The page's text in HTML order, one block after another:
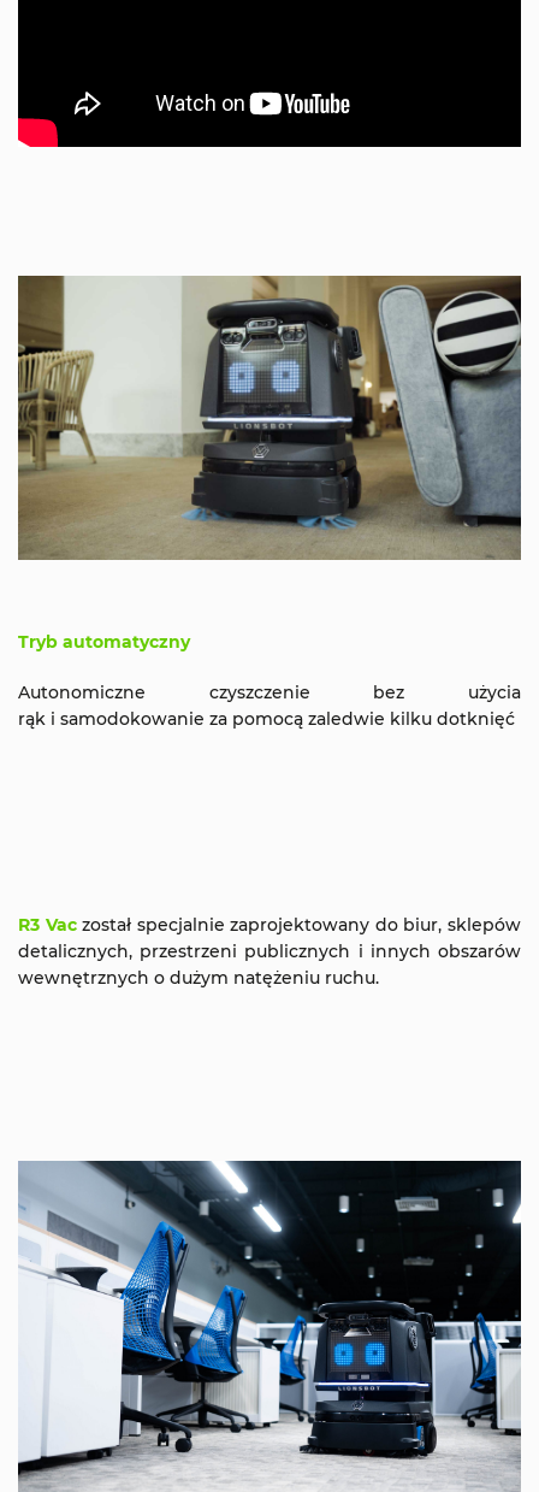
Tryb automatyczny
Autonomiczne czyszczenie bez użycia
rąk i samodokowanie za pomocą zaledwie kilku dotknięć
R3 Vaczostał specjalnie zaprojektowany do biur, sklepów
detalicznych, przestrzeni publicznych i innych obszarów
wewnętrznych o dużym natężeniu ruchu.